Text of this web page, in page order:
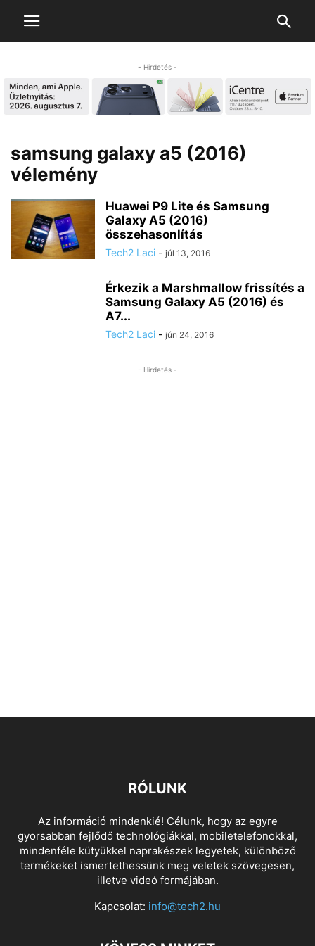
- Hirdetés -
samsung galaxy a5 (2016)
vélemény
Huawei P9 Lite és Samsung
Galaxy A5 (2016)
összehasonlítás
Tech2 Laci - júl 13, 2016
Érkezik a Marshmallow frissítés a
Samsung Galaxy A5 (2016) és
A7...
Tech2 Laci - jún 24, 2016
- Hirdetés -
RÓLUNK
Az információ mindenkié! Célunk, hogy az egyre
gyorsabban fejlődő technológiákkal, mobiletelefonokkal,
mindenféle kütyükkel naprakészek legyetek, különböző
termékeket ismertethessünk meg veletek szövegesen,
illetve videó formájában.
Kapcsolat: info@tech2.hu